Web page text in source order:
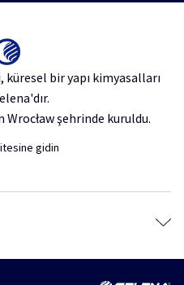
Ürünleri ve Uygulama Teknikleri
Akustik PU Yalıtım
bir yapı kimyasalları
Wrocław şehrinde kuruldu.
gidin